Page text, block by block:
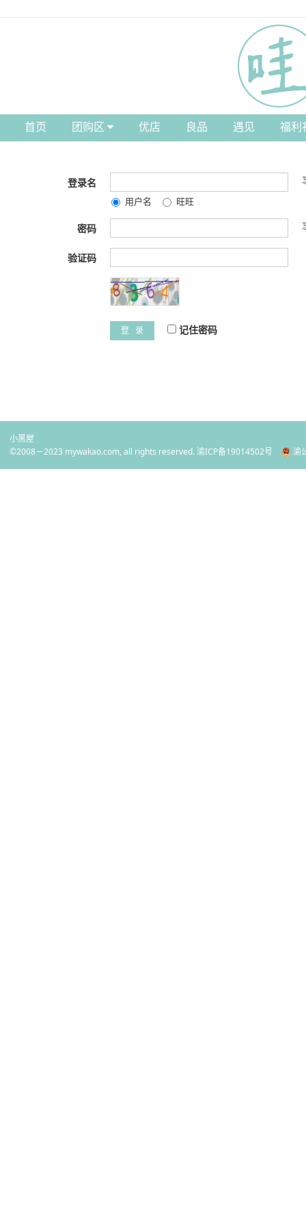
首页 团购区 优店 良品 遇见 福利
登录名
用户名 旺旺
密码
验证码
登 录 记住密码
小黑屋
©2008－2023 mywakao.com, all rights reserved.渝ICP备19014502号 渝